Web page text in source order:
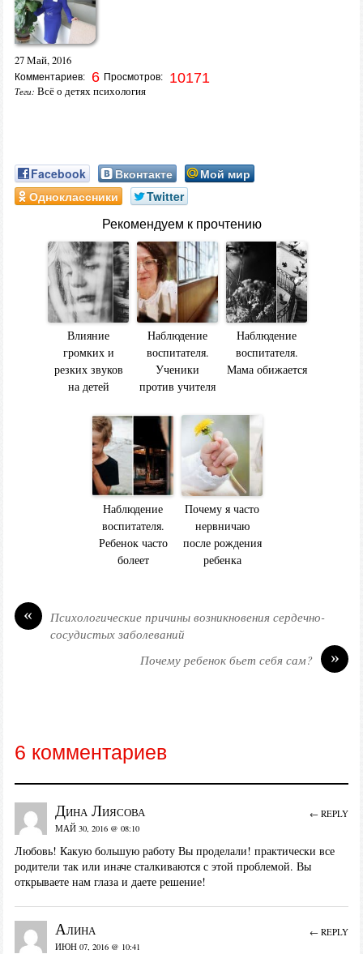
27 Май, 2016
Комментариев: 6 Просмотров: 10171
Теги: Всё о детях психология
Facebook Вконтакте
Мой мир
Одноклассники
Twitter
Рекомендуем к прочтению
Влияние
громких и
резких звуков
на детей
Наблюдение
воспитателя.
Ученики
против учителя
Наблюдение
воспитателя.
Мама обижается
Наблюдение
воспитателя.
Ребенок часто
болеет
Почему я часто
нервничаю
после рождения
ребенка
«
Психологические причины возникновения сердечно-
сосудистых заболеваний
»
Почему ребенок бьет себя сам?
6 комментариев
Дина Лиясова
МАЙ 30, 2016 @ 08:10
Любовь! Какую большую работу Вы проделали! практически все
родители так или иначе сталкиваются с этой проблемой. Вы
открываете нам глаза и даете решение!
← REPLY
Алина
ИЮН 07, 2016 @ 10:41
← REPLY